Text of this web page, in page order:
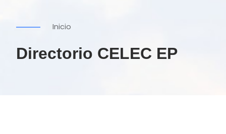
Inicio
Directorio CELEC EP